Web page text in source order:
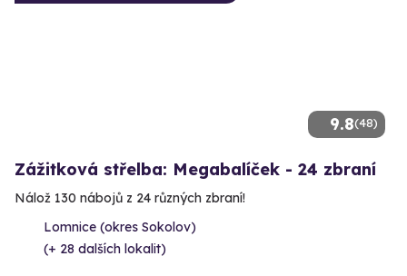
9.8(48)
Zážitková střelba: Megabalíček - 24 zbraní
Nálož 130 nábojů z 24 různých zbraní!
Lomnice (okres Sokolov)
(+ 28 dalších lokalit)